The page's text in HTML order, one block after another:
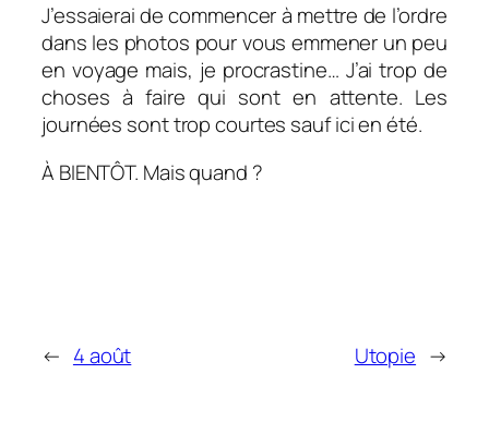
J’essaierai de commencer à mettre de l’ordre
dans les photos pour vous emmener un peu
en voyage mais, je procrastine… J’ai trop de
choses à faire qui sont en attente. Les
journées sont trop courtes sauf ici en été.
À BIENTÔT. Mais quand ?
← 4 août Utopie →